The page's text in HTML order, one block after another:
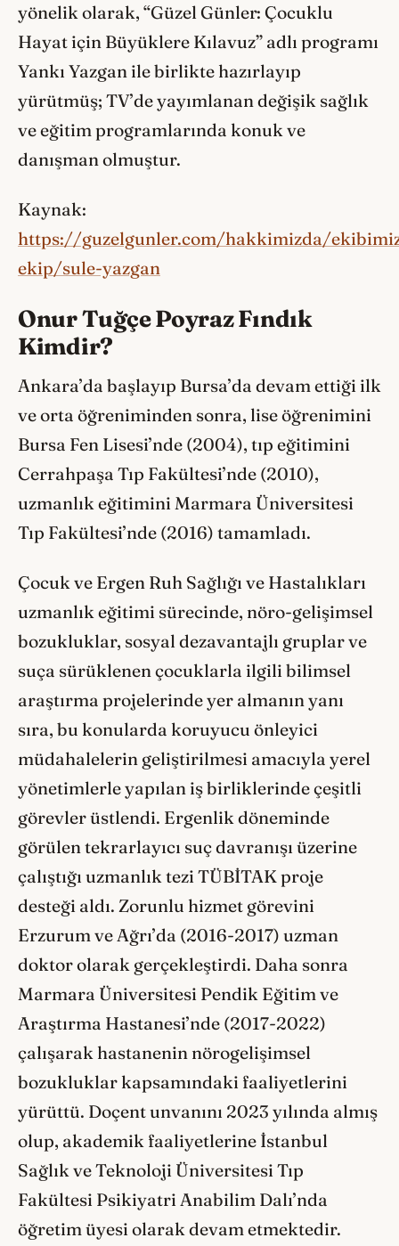
yönelik olarak, “Güzel Günler: Çocuklu
Hayat için Büyüklere Kılavuz” adlı programı
Yankı Yazgan ile birlikte hazırlayıp
yürütmüş; TV’de yayımlanan değişik sağlık
ve eğitim programlarında konuk ve
danışman olmuştur.
Kaynak:
https://guzelgunler.com/hakkimizda/
ekip/sule-yazgan
Onur Tuğçe Poyraz Fındık
Kimdir?
Ankara’da başlayıp Bursa’da devam ettiği ilk
ve orta öğreniminden sonra, lise öğrenimini
Bursa Fen Lisesi’nde (2004), tıp eğitimini
Cerrahpaşa Tıp Fakültesi’nde (2010),
uzmanlık eğitimini Marmara Üniversitesi
Tıp Fakültesi’nde (2016) tamamladı.
Çocuk ve Ergen Ruh Sağlığı ve Hastalıkları
uzmanlık eğitimi sürecinde, nöro-gelişimsel
bozukluklar, sosyal dezavantajlı gruplar ve
suça sürüklenen çocuklarla ilgili bilimsel
araştırma projelerinde yer almanın yanı
sıra, bu konularda koruyucu önleyici
müdahalelerin geliştirilmesi amacıyla yerel
yönetimlerle yapılan iş birliklerinde çeşitli
görevler üstlendi. Ergenlik döneminde
görülen tekrarlayıcı suç davranışı üzerine
çalıştığı uzmanlık tezi TÜBİTAK proje
desteği aldı. Zorunlu hizmet görevini
Erzurum ve Ağrı’da (2016-2017) uzman
doktor olarak gerçekleştirdi. Daha sonra
Marmara Üniversitesi Pendik Eğitim ve
Araştırma Hastanesi’nde (2017-2022)
çalışarak hastanenin nörogelişimsel
bozukluklar kapsamındaki faaliyetlerini
yürüttü. Doçent unvanını 2023 yılında almış
olup, akademik faaliyetlerine İstanbul
Sağlık ve Teknoloji Üniversitesi Tıp
Fakültesi Psikiyatri Anabilim Dalı’nda
öğretim üyesi olarak devam etmektedir.